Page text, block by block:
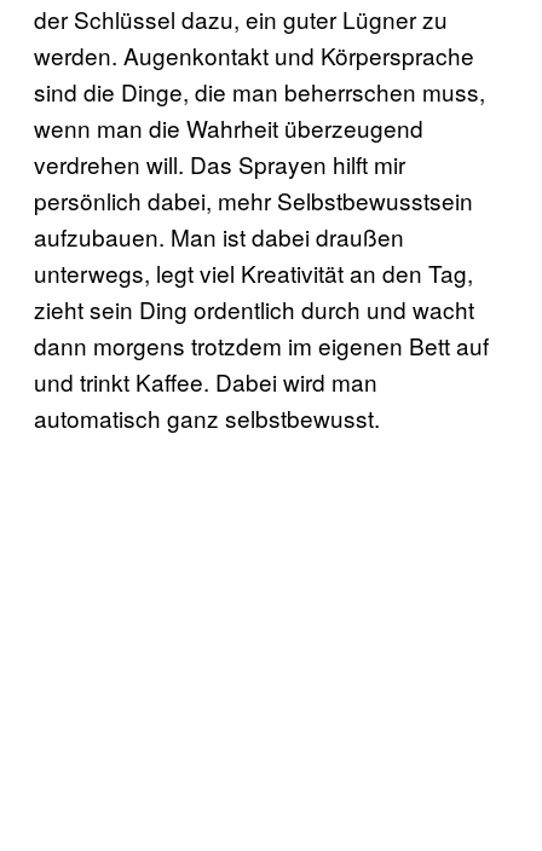
der Schlüssel dazu, ein guter Lügner zu
werden. Augenkontakt und Körpersprache
sind die Dinge, die man beherrschen muss,
wenn man die Wahrheit überzeugend
verdrehen will. Das Sprayen hilft mir
persönlich dabei, mehr Selbstbewusstsein
aufzubauen. Man ist dabei draußen
unterwegs, legt viel Kreativität an den Tag,
zieht sein Ding ordentlich durch und wacht
dann morgens trotzdem im eigenen Bett auf
und trinkt Kaffee. Dabei wird man
automatisch ganz selbstbewusst.